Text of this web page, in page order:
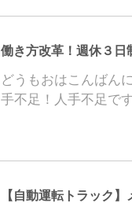
働き方改革！週休３日
どうもおはこんばん
手不足！人手不足で
【自動運転トラック